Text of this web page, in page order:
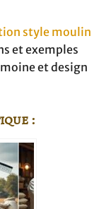
style moulin
et exemples
et design
: